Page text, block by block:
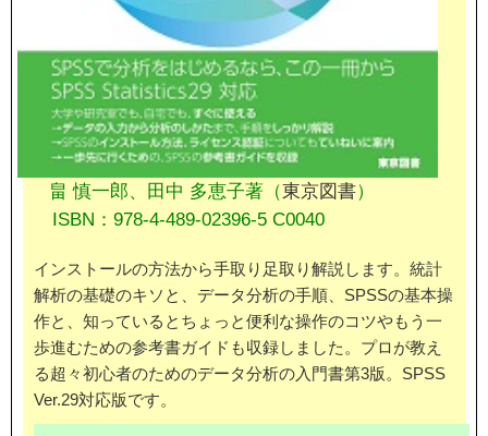
畠 慎一郎、田中 多恵子著（東京図書）
ISBN：978-4-489-02396-5 C0040
インストールの方法から手取り足取り解説します。統計
解析の基礎のキソと、データ分析の手順、SPSSの基本操
作と、知っているとちょっと便利な操作のコツやもう一
歩進むための参考書ガイドも収録しました。プロが教え
る超々初心者のためのデータ分析の入門書第3版。SPSS
Ver.29対応版です。